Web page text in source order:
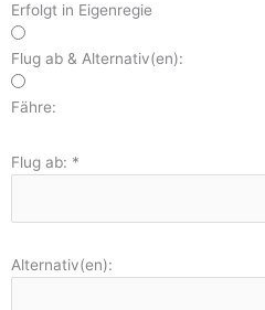
Erfolgt in Eigenregie
Flug ab & Alternativ(en):
Fähre:
Flug ab: *
Alternativ(en):